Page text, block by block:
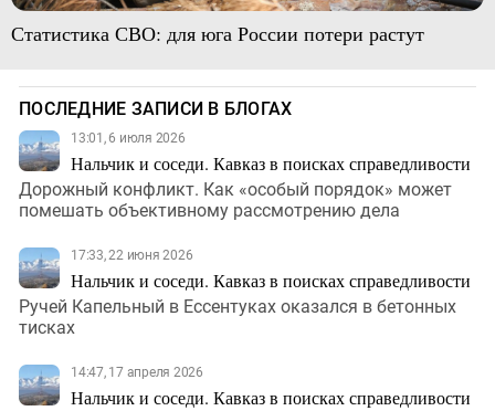
Статистика СВО: для юга России потери растут
ПОСЛЕДНИЕ ЗАПИСИ В БЛОГАХ
13:01, 6 июля 2026
Нальчик и соседи. Кавказ в поисках справедливости
Дорожный конфликт. Как «особый порядок» может
помешать объективному рассмотрению дела
17:33, 22 июня 2026
Нальчик и соседи. Кавказ в поисках справедливости
Ручей Капельный в Ессентуках оказался в бетонных
тисках
14:47, 17 апреля 2026
Нальчик и соседи. Кавказ в поисках справедливости